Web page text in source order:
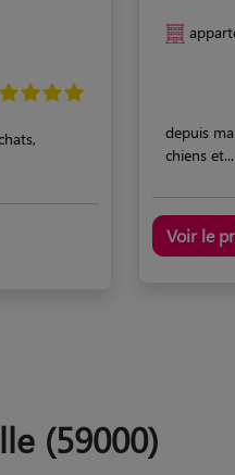
depuis
chiens et...
Voir le
(59000)